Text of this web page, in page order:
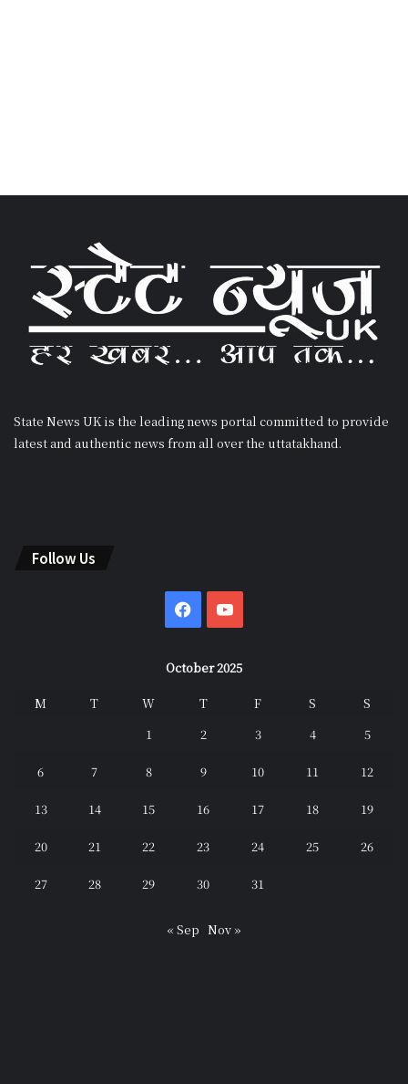
State News UK is the leading news portal committed to provide
latest and authentic news from all over the uttatakhand.
Follow Us
Facebook
October 2025
M T W T F S
S
1
2 3 4 5
6 7 8 9 10 11 12
13 14 15 16 17 18 19
20 21 22 23 24 25 26
27 28 29 30 31
« Sep Nov »